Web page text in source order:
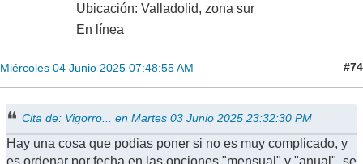
Ubicación: Valladolid, zona sur
En línea
Miércoles 04 Junio 2025 07:48:55 AM #74
Cita de: Vigorro... en Martes 03 Junio 2025 23:32:30 PM
Hay una cosa que podias poner si no es muy complicado, y
es ordenar por fecha en las opciones "mensual" y "anual", se